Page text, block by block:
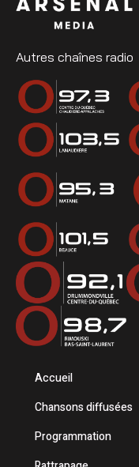
Autres chaînes radio
Accueil
Chansons diffusées
Programmation